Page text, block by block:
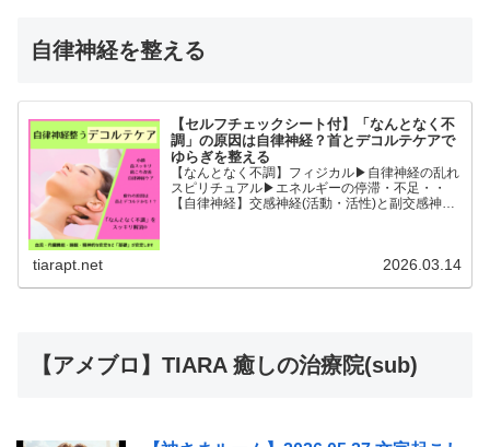
自律神経を整える
【セルフチェックシート付】「なんとなく不
調」の原因は自律神経？首とデコルテケアで
ゆらぎを整える
【なんとなく不調】フィジカル▶︎自律神経の乱れ
スピリチュアル▶︎エネルギーの停滞・不足・・
【自律神経】交感神経(活動・活性)と副交感神経
tiarapt.net 2026.03.14
【アメブロ】TIARA 癒しの治療院(sub)